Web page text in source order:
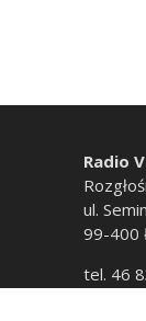
Radio
ul.
99-400
tel. 46